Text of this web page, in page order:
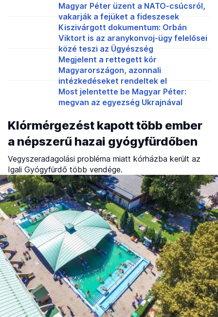
Magyar Péter üzent a NATO-csúcsról,
vakarják a fejüket a fideszesek
Kiszivárgott dokumentum: Orbán
Viktort is az aranykonvoj-ügy felelősei
közé teszi az Ügyészség
Megjelent a rettegett kór
Magyarországon, azonnali
intézkedéseket rendeltek el
Most jelentette be Magyar Péter:
megvan az egyezség Ukrajnával
Klórmérgezést kapott több ember
a népszerű hazai gyógyfürdőben
Vegyszeradagolási probléma miatt kórházba került az
Igali Gyógyfürdő több vendége.